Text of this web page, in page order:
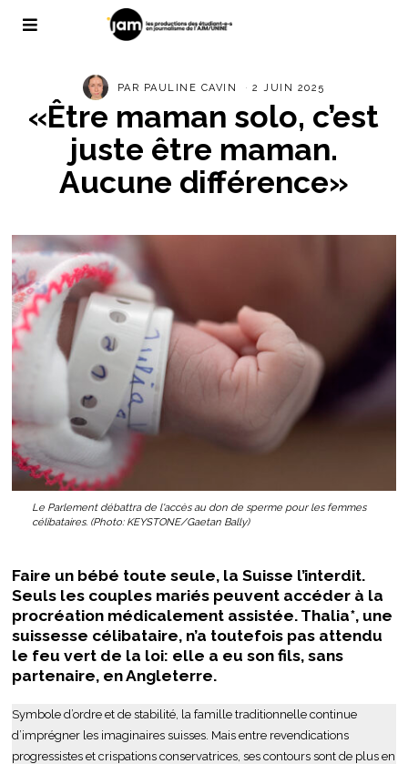
PAR PAULINE CAVIN 2 JUIN 2025
«Être maman solo, c’est
juste être maman.
Aucune différence»
Le Parlement débattra de l'accès au don de sperme pour les femmes
célibataires. (Photo: KEYSTONE/Gaetan Bally)
Faire un bébé toute seule, la Suisse l’interdit.
Seuls les couples mariés peuvent accéder à la
procréation médicalement assistée. Thalia*, une
suissesse célibataire, n’a toutefois pas attendu
le feu vert de la loi: elle a eu son fils, sans
partenaire, en Angleterre.
Symbole d’ordre et de stabilité, la famille traditionnelle continue
d’imprégner les imaginaires suisses. Mais entre revendications
progressistes et crispations conservatrices, ses contours sont de plus en